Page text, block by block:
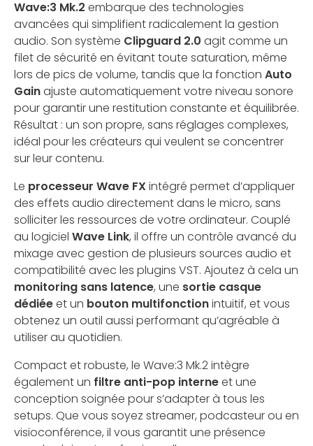
Wave:3 Mk.2 embarque des technologies
avancées qui simplifient radicalement la gestion
audio. Son système Clipguard 2.0 agit comme un
filet de sécurité en évitant toute saturation, même
lors de pics de volume, tandis que la fonction Auto
Gainajuste automatiquement votre niveau sonore
pour garantir une restitution constante et équilibrée.
Résultat : un son propre, sans réglages complexes,
idéal pour les créateurs qui veulent se concentrer
sur leur contenu.
Le processeur Wave FX intégré permet d’appliquer
des effets audio directement dans le micro, sans
solliciter les ressources de votre ordinateur. Couplé
au logiciel Wave Link, il offre un contrôle avancé du
mixage avec gestion de plusieurs sources audio et
compatibilité avec les plugins VST. Ajoutez à cela un
monitoring sans latence, une sortie casque
dédiéeet un bouton multifonctionintuitif, et vous
obtenez un outil aussi performant qu’agréable à
utiliser au quotidien.
Compact et robuste, le Wave:3 Mk.2 intègre
également un filtre anti-pop interneet une
conception soignée pour s’adapter à tous les
setups. Que vous soyez streamer, podcasteur ou en
visioconférence, il vous garantit une présence